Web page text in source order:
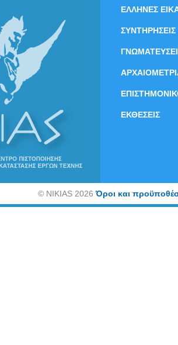
ΕΛΛΗΝΕΣ
ΣΥΝΤΗΡΗΣΕΙΣ
ΕΚΘΕΣΕΙΣ
©NIKIAS 2026Όροι και